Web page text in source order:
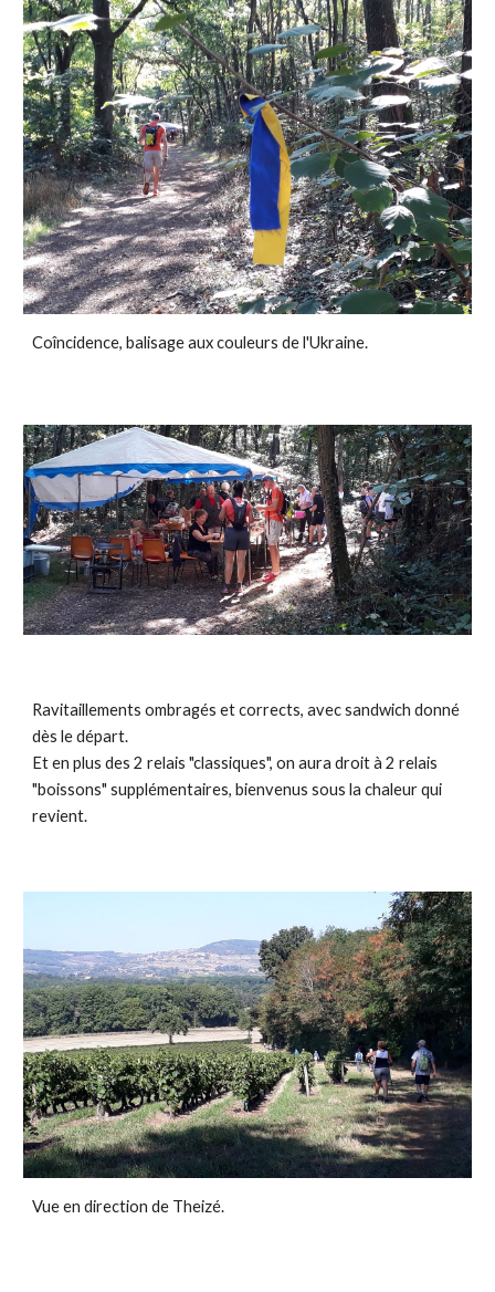
Coîncidence, balisage aux couleurs de l'Ukraine.
Ravitaillements ombragés et corrects, avec sandwich donné
dès le départ.
Et en plus des 2 relais "classiques", on aura droit à 2 relais
"boissons" supplémentaires, bienvenus sous la chaleur qui
revient.
Vue en direction de Theizé.